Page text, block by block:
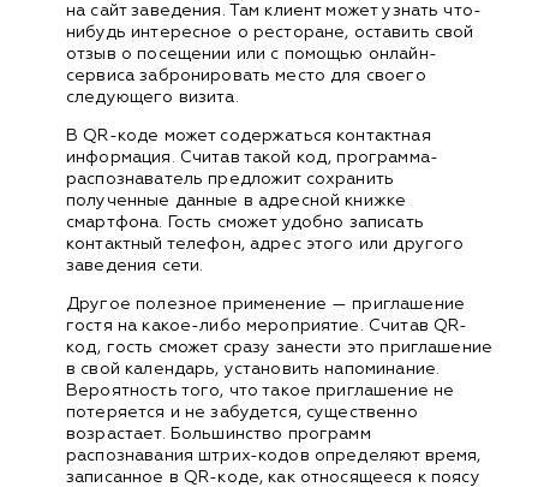
на сайт заведения. Там клиент может узнать что-
нибудь интересное о ресторане, оставить свой
отзыв о посещении или с помощью онлайн-
сервиса забронировать место для своего
следующего визита.
В QR-коде может содержаться контактная
информация. Считав такой код, программа-
распознаватель предложит сохранить
полученные данные в адресной книжке
смартфона. Гость сможет удобно записать
контактный телефон, адрес этого или другого
заведения сети.
Другое полезное применение — приглашение
гостя на какое-либо мероприятие. Считав QR-
код, гость сможет сразу занести это приглашение
в свой календарь, установить напоминание.
Вероятность того, что такое приглашение не
потеряется и не забудется, существенно
возрастает. Большинство программ
распознавания штрих-кодов определяют время,
записанное в QR-коде, как относящееся к поясу